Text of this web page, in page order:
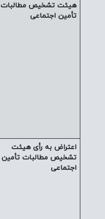
هیئت تشخیص مطالبات
تأمین اجتماعی
اعتراض به رأی هیئت
تشخیص مطالبات تأمین
اجتماعی